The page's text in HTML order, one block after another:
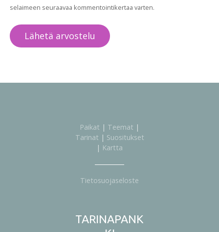
selaimeen seuraavaa kommentointikertaa varten.
Paikat | Teemat |
Tarinat | Suositukset
| Kartta
Tietosuojaseloste
TARINAPANK